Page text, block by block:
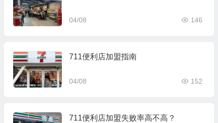
04/08 146
711便利店加盟指南
04/08 152
711便利店加盟失败率高不高？